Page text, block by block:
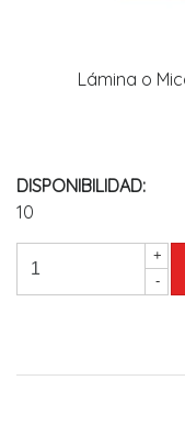
Lámina o
DISPONIBILIDAD:
10
+
-